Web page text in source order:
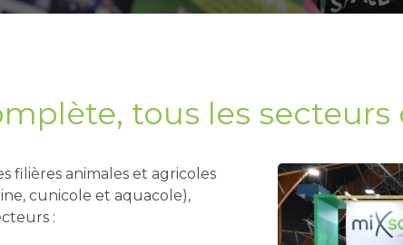
tous les secteurs
filières animales et agricoles
cunicole et aquacole),
: